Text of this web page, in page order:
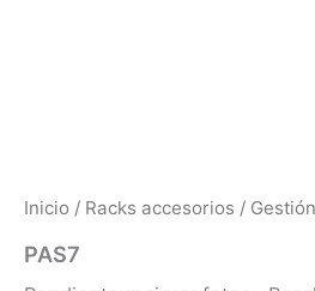
Inicio / Racks accesorios /
PAS7